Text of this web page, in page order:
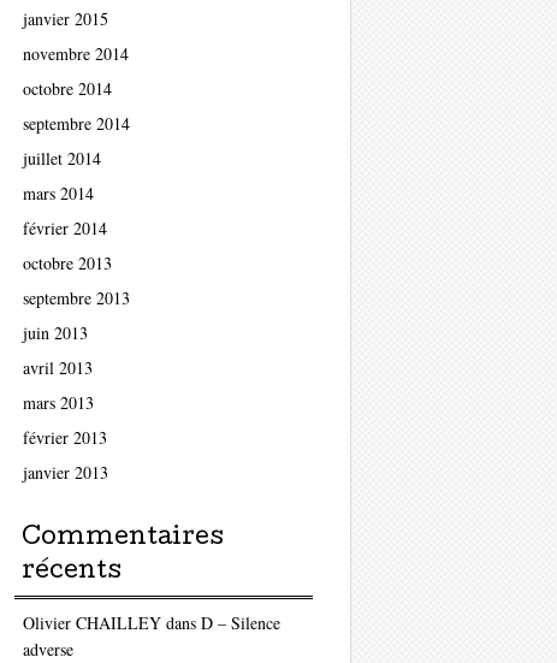
janvier 2015
novembre 2014
octobre 2014
septembre 2014
juillet 2014
mars 2014
février 2014
octobre 2013
septembre 2013
juin 2013
avril 2013
mars 2013
février 2013
janvier 2013
Commentaires
récents
Olivier CHAILLEYdans D – Silence
adverse